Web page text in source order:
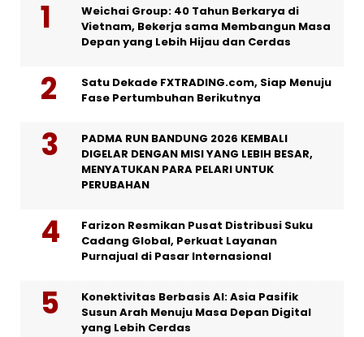
Weichai Group: 40 Tahun Berkarya di
Vietnam, Bekerja sama Membangun Masa
Depan yang Lebih Hijau dan Cerdas
Satu Dekade FXTRADING.com, Siap Menuju
Fase Pertumbuhan Berikutnya
PADMA RUN BANDUNG 2026 KEMBALI
DIGELAR DENGAN MISI YANG LEBIH BESAR,
MENYATUKAN PARA PELARI UNTUK
PERUBAHAN
Farizon Resmikan Pusat Distribusi Suku
Cadang Global, Perkuat Layanan
Purnajual di Pasar Internasional
Konektivitas Berbasis AI: Asia Pasifik
Susun Arah Menuju Masa Depan Digital
yang Lebih Cerdas